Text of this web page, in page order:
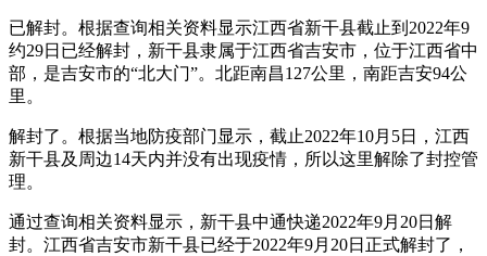
已解封。根据查询相关资料显示江西省新干县截止到2022年9
约29日已经解封，新干县隶属于江西省吉安市，位于江西省中
部，是吉安市的“北大门”。北距南昌127公里，南距吉安94公
里。
解封了。根据当地防疫部门显示，截止2022年10月5日，江西
新干县及周边14天内并没有出现疫情，所以这里解除了封控管
理。
通过查询相关资料显示，新干县中通快递2022年9月20日解
封。江西省吉安市新干县已经于2022年9月20日正式解封了，